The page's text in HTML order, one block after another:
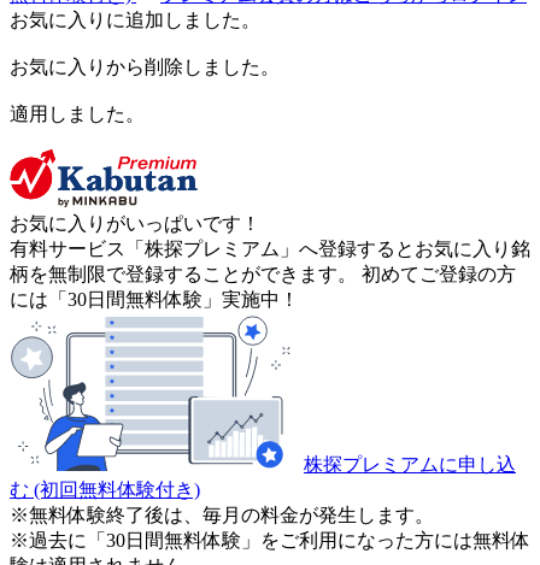
お気に入りに追加しました。
お気に入りから削除しました。
適用しました。
お気に入りがいっぱいです！
有料サービス「株探プレミアム」へ登録するとお気に入り銘
柄を無制限で登録することができます。 初めてご登録の方
には「30日間無料体験」実施中！
株探プレミアムに申し込
む (初回無料体験付き)
※無料体験終了後は、毎月の料金が発生します。
※過去に「30日間無料体験」をご利用になった方には無料体